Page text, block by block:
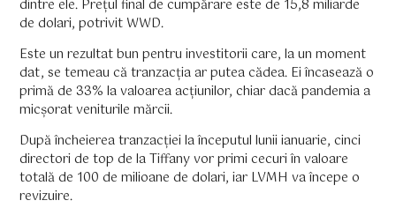
dintre ele. Prețul final de cumpărare este de 15,8 miliarde
de dolari, potrivit WWD.
Este un rezultat bun pentru investitorii care, la un moment
dat, se temeau că tranzacția ar putea cădea. Ei încasează o
primă de 33% la valoarea acțiunilor, chiar dacă pandemia a
micșorat veniturile mărcii.
După încheierea tranzacției la începutul lunii ianuarie, cinci
directori de top de la Tiffany vor primi cecuri în valoare
totală de 100 de milioane de dolari, iar LVMH va începe o
revizuire.